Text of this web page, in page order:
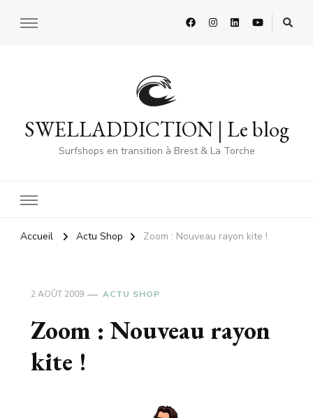
SWELLADDICTION | Le blog
Surfshops en transition à Brest & La Torche
Accueil Actu Shop Zoom : Nouveau rayon kite !
2 AOÛT 2009 ACTU SHOP
Zoom : Nouveau rayon
kite !